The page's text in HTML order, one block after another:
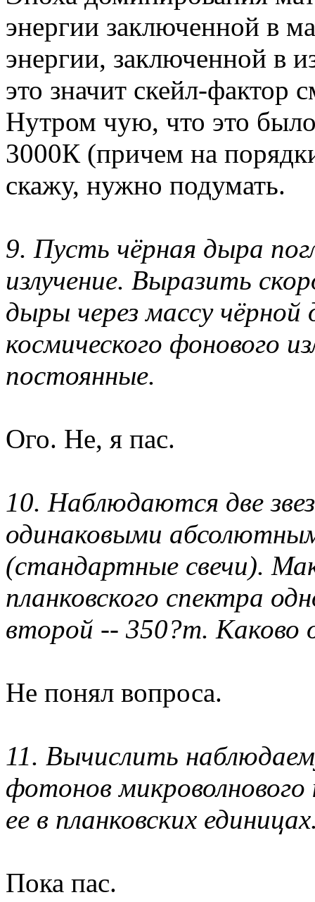
энергии заключенной в
энергии, заключенной в
это значит скейл-фактор
Нутром чую, что это
3000К (причем на
скажу, нужно подумать.
9. Пусть чёрная дыра
излучение. Выразить
дыры через массу
космического фонового
постоянные.
Ого. Не, я пас.
10. Наблюдаются две
одинаковыми
(стандартные свечи).
планковского спектра
второй -- 350?m. Каково
Не понял вопроса.
11. Вычислить
фотонов
ее в планковских
Пока пас.